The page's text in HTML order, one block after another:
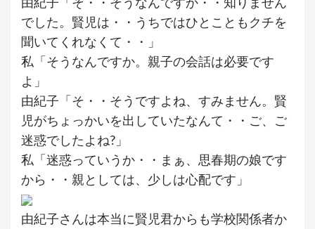
でした。賢児は・・うちではひとこともクチを
聞いてくれなくて・・」
私「そうなんですか。親子の会話は必要です
よ」
由紀子「そ・・そうですよね、すみません。賢
児がちょっかいを出していたなんて・・ご、ご
迷惑でしたよね?」
私「迷惑っていうか・・まぁ、思春期の娘です
から・・親としては、少しは心配です」
由紀子さんは本当に賢児君からも学校関係者か